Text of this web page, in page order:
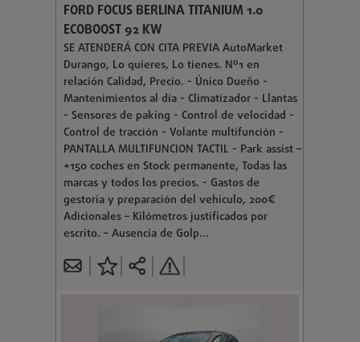
FORD FOCUS BERLINA TITANIUM 1.0
ECOBOOST 92 KW
SE ATENDERÁ CON CITA PREVIA AutoMarket
Durango, Lo quieres, Lo tienes. Nº1 en
relación Calidad, Precio. - Único Dueño -
Mantenimientos al día - Climatizador - Llantas
- Sensores de paking - Control de velocidad -
Control de tracción - Volante multifunción -
PANTALLA MULTIFUNCION TACTIL - Park assist –
+150 coches en Stock permanente, Todas las
marcas y todos los precios. - Gastos de
gestoria y preparación del vehículo, 200€
Adicionales – Kilómetros justificados por
escrito. – Ausencia de Golp...